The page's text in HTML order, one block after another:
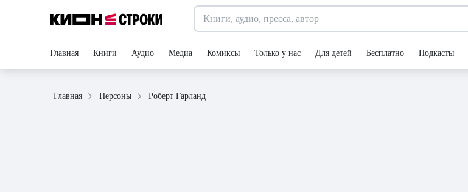
Главная Книги Аудио Медиа Комиксы Только у нас Для детей Бесплатно Подкасты
Главная Персоны Роберт Гарланд